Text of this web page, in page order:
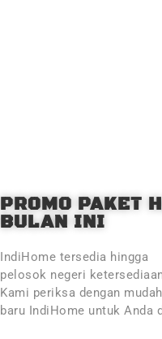
PROMO PAKET
BULAN INI
IndiHome tersedia hingga
pelosok negeri
Kami periksa dengan
baru IndiHome untuk Anda